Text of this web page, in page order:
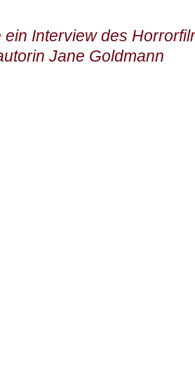
ein Interview des
Jane Goldmann